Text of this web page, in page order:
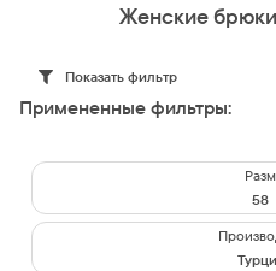
Женские брюки
Показать фильтр
Примененные фильтры:
58